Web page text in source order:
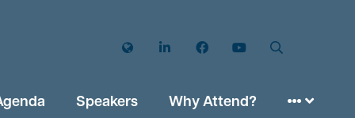
Twitter LinkedIn FacebookYouTube
Speakers Why Attend?